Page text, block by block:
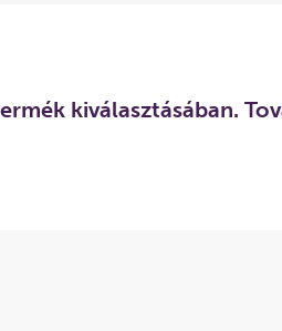
kiválasztásában.